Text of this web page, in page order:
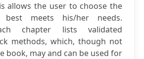
allows the user to choose the
meets his/her needs.
chapter lists validated
methods, which, though not
book, may and can be used for